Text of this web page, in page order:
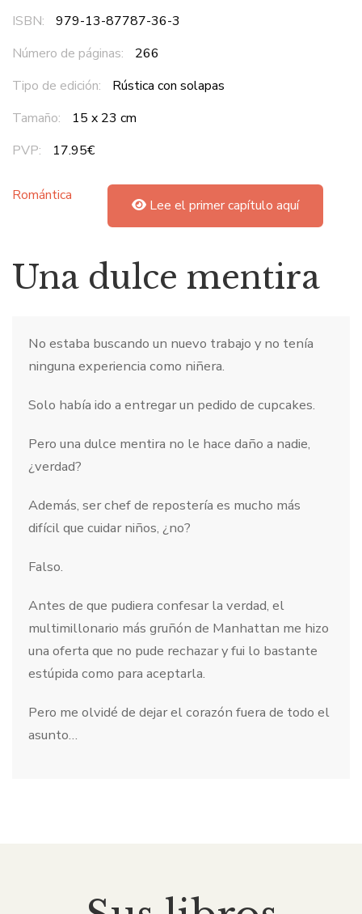
ISBN:
979-13-87787-36-3
Número de páginas:
266
Tipo de edición:
Rústica con solapas
Tamaño:
15 x 23 cm
PVP:
17.95€
Romántica
Lee el primer capítulo aquí
Una dulce mentira
No estaba buscando un nuevo trabajo y no tenía
ninguna experiencia como niñera.
Solo había ido a entregar un pedido de cupcakes.
Pero una dulce mentira no le hace daño a nadie,
¿verdad?
Además, ser chef de repostería es mucho más
difícil que cuidar niños, ¿no?
Falso.
Antes de que pudiera confesar la verdad, el
multimillonario más gruñón de Manhattan me hizo
una oferta que no pude rechazar y fui lo bastante
estúpida como para aceptarla.
Pero me olvidé de dejar el corazón fuera de todo el
asunto…